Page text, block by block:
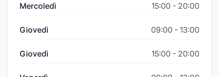
Mercoledì 15:00 - 20:00
Giovedì 09:00 - 13:00
Giovedì 15:00 - 20:00